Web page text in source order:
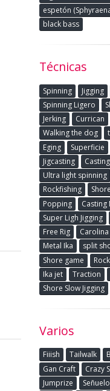
espetón
black bass
Técnicas
Spinning Jigging
Spinning Ligero
Jerking
Currican
Walking the dog
Eging
Superficie
Jigcasting
Casting
Ultra light spinning
Rockfishing
Popping
Casting
Super Ligh Jigging
Free Rig
Carolina
Metal Ika
split
Shore game
Ika jet
Traction
Shore Slow Jigging
Varios
Fiiish Tailwalk
Gan Craft
Crazy
Jumprize